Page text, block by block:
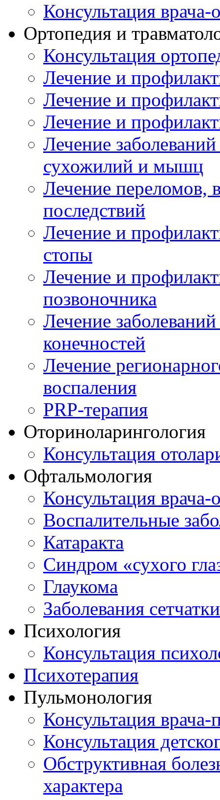
Консультация врача-
Ортопедия и
Консультация
Лечение и
Лечение и
Лечение и
Лечение
сухожилий и мышц
Лечение переломов,
последствий
Лечение и
стопы
Лечение и
позвоночника
Лечение
конечностей
Лечение
воспаления
PRP-терапия
Оториноларингология
Консультация
Офтальмология
Консультация врача-
Воспалительные
Катаракта
Синдром «сухого
Глаукома
Заболевания сетчатки
Психология
Консультация
Психотерапия
Пульмонология
Консультация врача-
Консультация
Обструктивная
характера